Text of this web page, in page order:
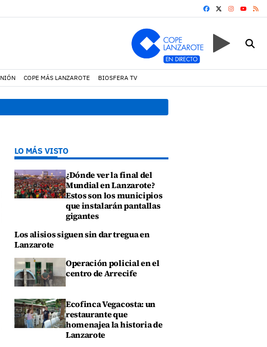
FACEBOOK
YOUTUBE
COPE MÁS LANZAROTE BIOSFERA TV
en Haría
LO MÁS VISTO
¿Dónde ver la final del
Mundial en Lanzarote?
Estos son los municipios
que instalarán pantallas
gigantes
Los alisios siguen sin dar tregua en
Lanzarote
Operación policial en el
centro de Arrecife
Ecofinca Vegacosta: un
restaurante que
homenajea la historia de
Lanzarote